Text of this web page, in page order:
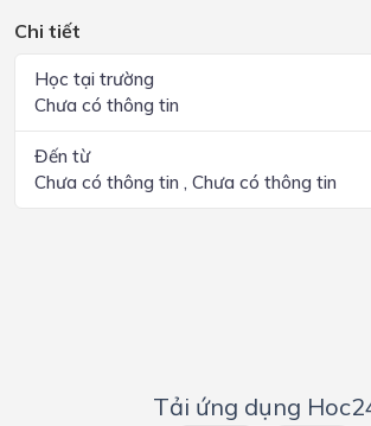
Chi tiết
Học tại trường
Chưa có thông tin
Đến từ
Chưa có thông tin , Chưa có thông tin
Tải ứng dụng